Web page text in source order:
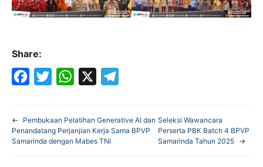
Share:
c
e
i
t
a
t
l
e
←
Pembukaan Pelatihan Generative AI dan
Penandatang Perjanjian Kerja Sama BPVP
Samarinda dengan Mabes TNI
Seleksi Wawancara
Perserta PBK Batch 4 BPVP
Samarinda Tahun 2025
→